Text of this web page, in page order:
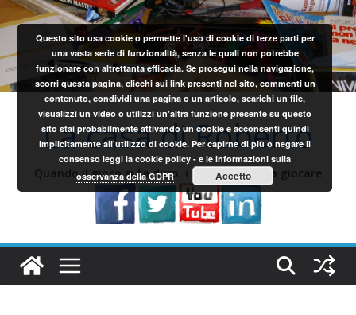
Salta
al
contenuto
La casa di Roberto
Quando il gioco si fa duro, i sardi iniziano a giocare
Questo sito usa cookie o permette l'uso di cookie di terze parti per
una vasta serie di funzionalità, senza le quali non potrebbe
funzionare con altrettanta efficacia. Se prosegui nella navigazione,
scorri questa pagina, clicchi sui link presenti nel sito, commenti un
contenuto, condividi una pagina o un articolo, scarichi un file,
visualizzi un video o utilizzi un'altra funzione presente su questo
sito stai probabilmente attivando un cookie e acconsenti quindi
implicitamente all'utilizzo di cookie.Per capirne di più o negare il
consenso leggi la cookie policy - e le informazioni sulla
osservanza della GDPR
Accetto